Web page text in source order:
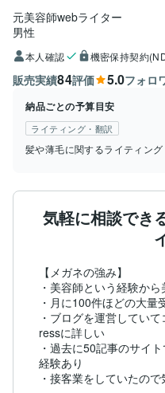
元美容師webライター
男性
本人確認 機密保持契約
販売実績84評価 5.0フォロ
納品ごとの予算目安
ライティング・翻訳
髪や薄毛に関するライティング
気軽に相談でき
【メガネの強み】
・美容師という経験か
・月に100件ほどの大量
・ブログを運営してい
ressに詳しい
・過去に50記事のサイ
経験あり
・接客業をしていたの